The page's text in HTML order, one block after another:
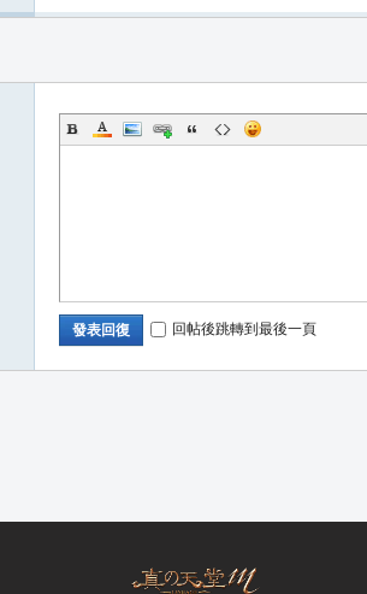
發表回復 回帖後跳轉到最後一頁